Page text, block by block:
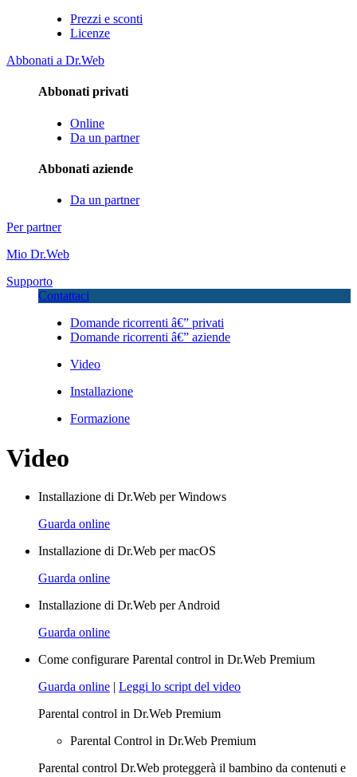
Prezzi e sconti
Licenze
Abbonati a Dr.Web
Abbonati privati
Online
Da un partner
Abbonati aziende
Da un partner
Per partner
Mio Dr.Web
Supporto
Contattaci
Domande ricorrenti â€” privati
Domande ricorrenti â€” aziende
Video
Installazione
Formazione
Video
Installazione di Dr.Web per Windows
Guarda online
Installazione di Dr.Web per macOS
Guarda online
Installazione di Dr.Web per Android
Guarda online
Come configurare Parental control in Dr.Web Premium
Guarda online | Leggi lo script del video
Parental control in Dr.Web Premium
Parental Control in Dr.Web Premium
Parental control Dr.Web proteggerà il bambino da contenuti e